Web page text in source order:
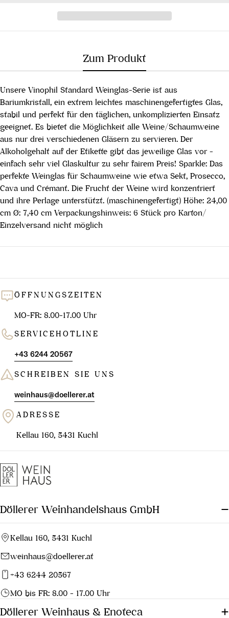
Zum Produkt
Unsere Vinophil Standard Weinglas-Serie ist aus
Bariumkristall, ein extrem leichtes maschinengefertigtes Glas,
stabil und perfekt für den täglichen, unkomplizierten Einsatz
geeignet. Es bietet die Möglichkeit alle Weine/Schaumweine
aus nur drei verschiedenen Gläsern zu servieren. Der
Alkoholgehalt auf der Etikette gibt das jeweilige Glas vor -
einfach sehr viel Glaskultur zu sehr fairem Preis! Sparkle: Das
perfekte Weinglas für Schaumweine wie etwa Sekt, Prosecco,
Cava und Crémant. Die Frucht der Weine wird konzentriert
und ihre Perlage unterstützt. (maschinengefertigt) Höhe: 24,00
cm Ø: 7,40 cm Verpackungshinweis: 6 Stück pro Karton/
Einzelversand nicht möglich
ÖFFNUNGSZEITEN
MO-FR: 8.00-17.00 Uhr
SERVICEHOTLINE
+43 6244 20567
SCHREIBEN SIE UNS
weinhaus@doellerer.at
ADRESSE
Kellau 160, 5431 Kuchl
Döllerer Weinhandelshaus GmbH
Kellau 160, 5431 Kuchl
weinhaus@doellerer.at
+43 6244 20567
MO bis FR: 8.00 - 17.00 Uhr
Döllerer Weinhaus & Enoteca